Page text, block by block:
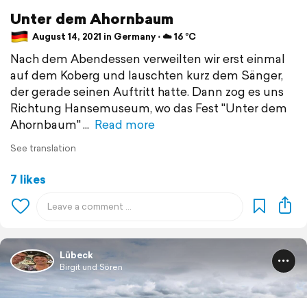
Unter dem Ahornbaum
August 14, 2021 in Germany ⋅ ☁️ 16 °C
Nach dem Abendessen verweilten wir erst einmal
auf dem Koberg und lauschten kurz dem Sänger,
der gerade seinen Auftritt hatte. Dann zog es uns
Richtung Hansemuseum, wo das Fest "Unter dem
Ahornbaum"
Read more
See translation
7 likes
Lübeck
Birgit und Sören